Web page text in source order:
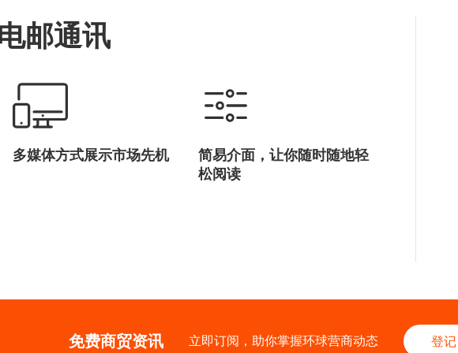
邮通讯
多媒体方式展示市场先机
简易介面，让你随时随地轻
松阅读
免费商贸资讯 立即订阅，助你掌握环球营商动态 登记